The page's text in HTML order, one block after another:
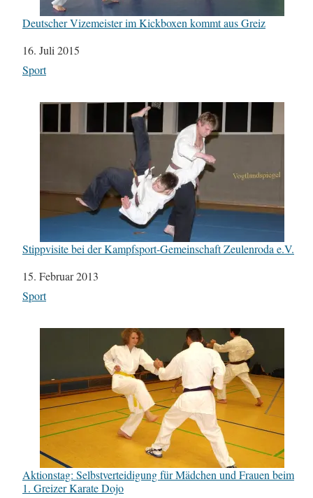
Deutscher Vizemeister im Kickboxen kommt aus Greiz
Datum
16. Juli 2015
In Bezug auf
Sport
Stippvisite bei der Kampfsport-Gemeinschaft Zeulenroda e.V.
Datum
15. Februar 2013
In Bezug auf
Sport
Aktionstag: Selbstverteidigung für Mädchen und Frauen beim
1. Greizer Karate Dojo